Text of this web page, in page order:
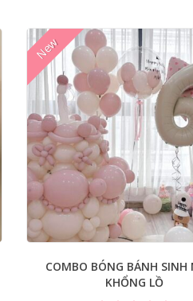
New
COMBO BÓNG BÁNH SINH
KHỔNG LỒ